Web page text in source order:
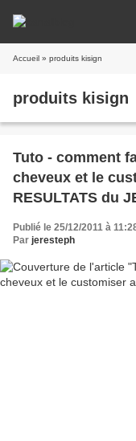
Accueil » produits kisign
produits kisign
Tuto - comment
cheveux et le
RESULTATS du
Publié le 25/12/2011 à
Par jeresteph